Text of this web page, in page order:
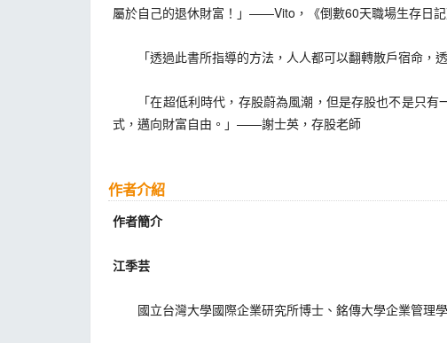
屬於自己的退休財富！」——Vito，《倒數60天職場生存日
「透過此書所指導的方法，人人都可以翻轉散戶宿命，
「在超低利時代，存股蔚為風潮，但是存股也不是只有
式，邁向財富自由。」——謝士英，存股老師
作者介紹
作者簡介
江季芸
國立台灣大學國際企業研究所博士、銘傳大學企業管理學